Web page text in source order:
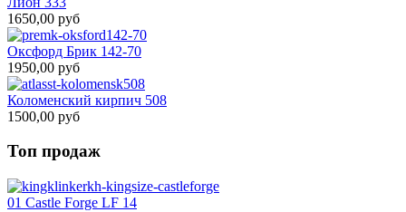
1650,00 руб
Оксфорд Брик 142-70
1950,00 руб
Коломенский кирпич 508
1500,00 руб
Топ продаж
01 Castle Forge LF 14